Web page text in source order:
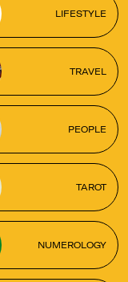
LIFESTYLE
TRAVEL
PEOPLE
TAROT
NUMEROLOGY